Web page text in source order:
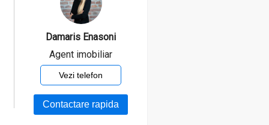
Damaris Enasoni
Agent imobiliar
Damaris Enasoni
Agent imobiliar
Vezi telefon
Contactare rapida